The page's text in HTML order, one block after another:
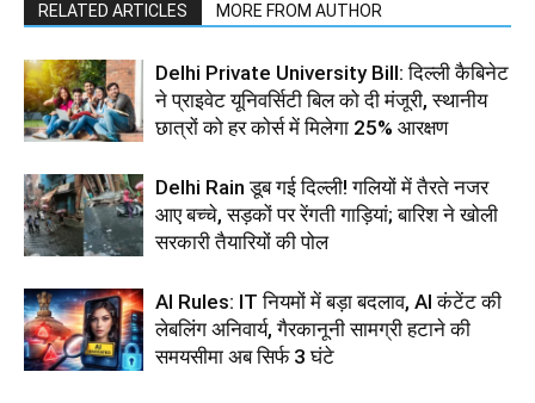
RELATED ARTICLES MORE FROM AUTHOR
Delhi Private University Bill: दिल्ली कैबिनेट
ने प्राइवेट यूनिवर्सिटी बिल को दी मंजूरी, स्थानीय
छात्रों को हर कोर्स में मिलेगा 25% आरक्षण
Delhi Rain डूब गई दिल्ली! गलियों में तैरते नजर
आए बच्चे, सड़कों पर रेंगती गाड़ियां; बारिश ने खोली
सरकारी तैयारियों की पोल
AI Rules: IT नियमों में बड़ा बदलाव, AI कंटेंट की
लेबलिंग अनिवार्य, गैरकानूनी सामग्री हटाने की
समयसीमा अब सिर्फ 3 घंटे